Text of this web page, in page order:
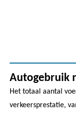
Autogebruik
Het totaal aantal
verkeersprestatie,